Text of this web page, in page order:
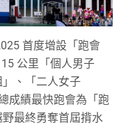
首度增設「跑會
公里「個人男子
、「二人女子
成績最快跑會為「跑
最終勇奪首屆揹水